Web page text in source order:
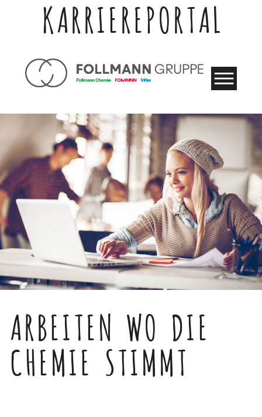
KARRIEREPORTAL
ARBEITEN WO DIE
CHEMIE STIMMT